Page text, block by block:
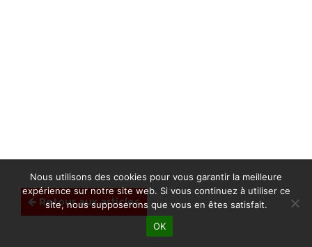
Retour aux articles
Nous utilisons des cookies pour vous garantir la meilleure
expérience sur notre site web. Si vous continuez à utiliser ce
site, nous supposerons que vous en êtes satisfait.
OK